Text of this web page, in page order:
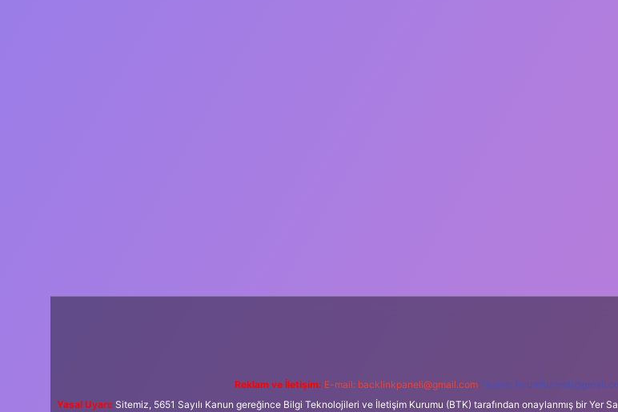
Reklam ve İletişim: E-mail: backlinkpaneli@gmail.com Teams:
Yasal Uyarı: Sitemiz, 5651 Sayılı Kanun gereğince Bilgi Teknolojileri ve İletişim Kurumu (BTK) tarafından onaylanmış bir